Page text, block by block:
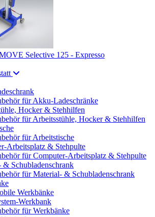
Selective 125 - Expresso
für Akku-Ladeschränke
Hocker & Stehhilfen
für Arbeitsstühle, Hocker & Stehhilfen
für Arbeitstische
Arbeitsplatz & Stehpulte
für Computer-Arbeitsplatz & Stehpulte
& Schubladenschrank
für Material- & Schubladenschrank
Werkbänke
Werkbank
für Werkbänke